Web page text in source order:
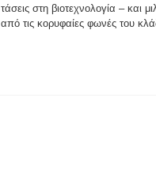
τάσεις στη βιοτεχνολογία – και
από τις κορυφαίες φωνές του